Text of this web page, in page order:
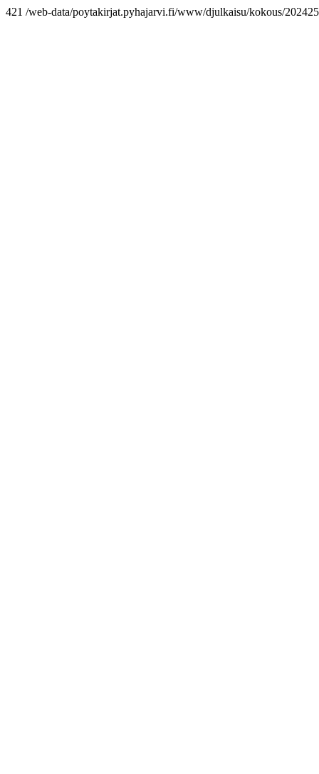
421 /web-data/poytakirjat.pyhajarvi.fi/www/djulkaisu/kokous/